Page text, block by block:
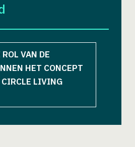
VAN DE
HET CONCEPT
LIVING